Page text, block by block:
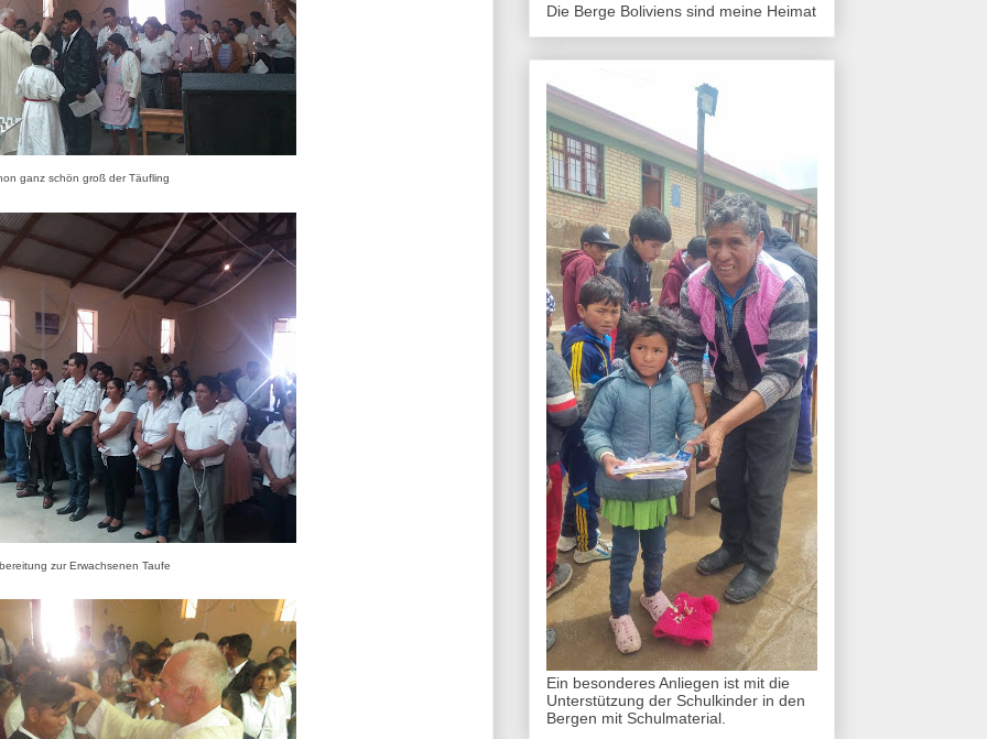
ganz schön groß der Täufling
zur Erwachsenen Taufe
Die Berge Boliviens sind meine Heimat
Ein besonderes Anliegen ist mit die
Unterstützung der Schulkinder in den
Bergen mit Schulmaterial.